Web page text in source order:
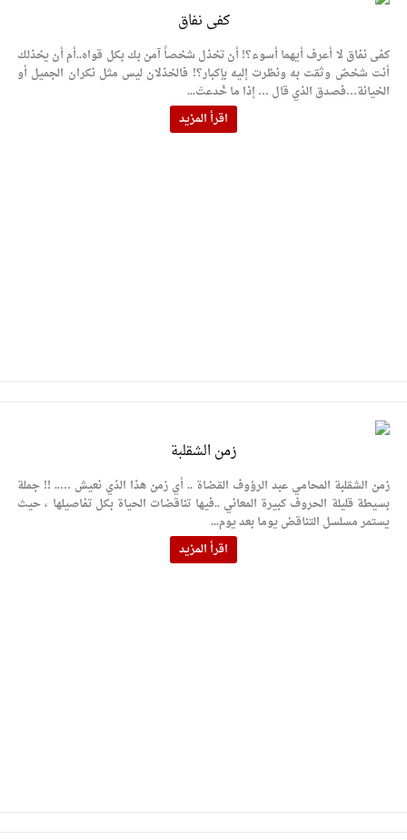
كفى نفاق
كفى نفاق لا أعرف أيهما أسوء؟! أن تخذل شخصاً آمن بك بكل قواه..أم أن يخذلك
أنت شخصٌ وثقت به ونظرت إليه بإكبار؟! فالخذلان ليس مثل نكران الجميل أو
الخيانة…فصدق الذي قال … إذا ما خُدعتَ...
اقرأ المزيد
زمن الشقلبة
زمن الشقلبة المحامي عبد الرؤوف القضاة .. أي زمن هذا الذي نعيش ….. !! جملة
بسيطة قليلة الحروف كبيرة المعاني ..فيها تناقضات الحياة بكل تفاصيلها ، حيث
يستمر مسلسل التناقض يوما بعد يوم...
اقرأ المزيد